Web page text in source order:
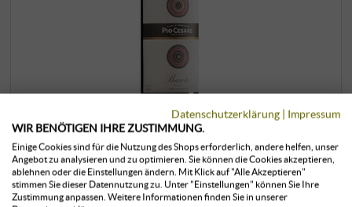
Barolo “Ornato” DOCG 2020
Pio Cesare | Piemont
Datenschutzerklärung | Impressum
WIR BENÖTIGEN IHRE ZUSTIMMUNG.
Einige Cookies sind für die Nutzung des Shops erforderlich, andere helfen, unser
Angebot zu analysieren und zu optimieren. Sie können die Cookies akzeptieren,
ablehnen oder die Einstellungen ändern. Mit Klick auf "Alle Akzeptieren"
stimmen Sie dieser Datennutzung zu. Unter "Einstellungen" können Sie Ihre
Zustimmung anpassen. Weitere Informationen finden Sie in unserer